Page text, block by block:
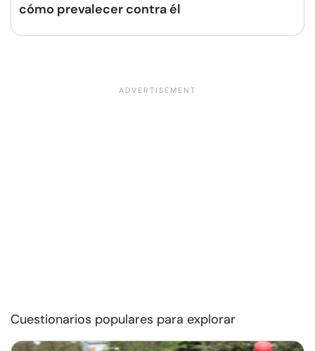
cómo prevalecer contra él
Cuestionarios populares para explorar